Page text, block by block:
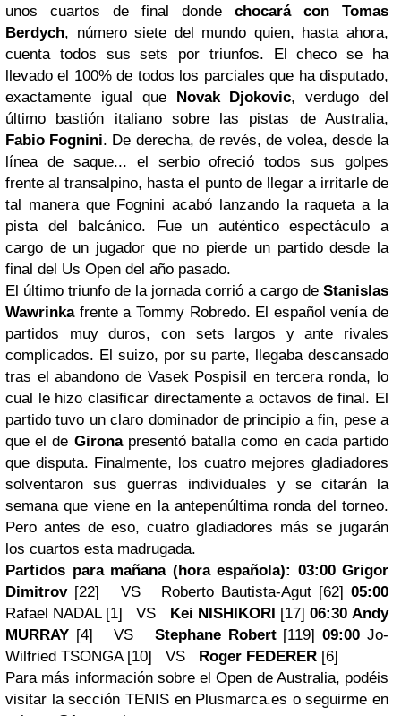
unos cuartos de final donde chocará con Tomas
Berdych, número siete del mundo quien, hasta ahora,
cuenta todos sus sets por triunfos. El checo se ha
llevado el 100% de todos los parciales que ha disputado,
exactamente igual que Novak Djokovic, verdugo del
último bastión italiano sobre las pistas de Australia,
Fabio Fognini. De derecha, de revés, de volea, desde la
línea de saque... el serbio ofreció todos sus golpes
frente al transalpino, hasta el punto de llegar a irritarle de
tal manera que Fognini acabó lanzando la raquetaa la
pista del balcánico. Fue un auténtico espectáculo a
cargo de un jugador que no pierde un partido desde la
final del Us Open del año pasado.
El último triunfo de la jornada corrió a cargo de Stanislas
Wawrinkafrente a Tommy Robredo. El español venía de
partidos muy duros, con sets largos y ante rivales
complicados. El suizo, por su parte, llegaba descansado
tras el abandono de Vasek Pospisil en tercera ronda, lo
cual le hizo clasificar directamente a octavos de final. El
partido tuvo un claro dominador de principio a fin, pese a
que el de Gironapresentó batalla como en cada partido
que disputa. Finalmente, los cuatro mejores gladiadores
solventaron sus guerras individuales y se citarán la
semana que viene en la antepenúltima ronda del torneo.
Pero antes de eso, cuatro gladiadores más se jugarán
los cuartos esta madrugada.
Partidos para mañana (hora española): 03:00 Grigor
Dimitrov[22] VS Roberto Bautista-Agut [62] 05:00
Rafael NADAL [1] VS Kei NISHIKORI [17] 06:30 Andy
MURRAY [4] VS Stephane Robert[119]09:00 Jo-
Wilfried TSONGA [10] VS Roger FEDERER [6]
Para más información sobre el Open de Australia, podéis
visitar la sección TENIS en Plusmarca.es o seguirme en